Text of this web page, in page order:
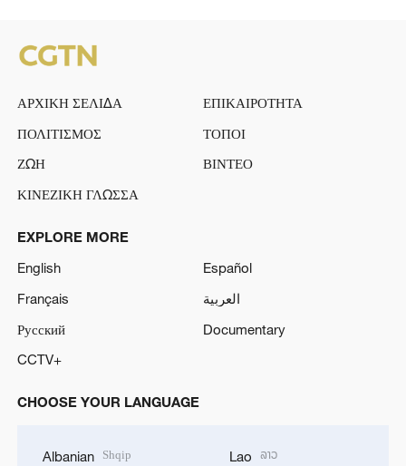
ΑΡΧΙΚΗ ΣΕΛΙΔΑ
ΕΠΙΚΑΙΡΟΤΗΤΑ
ΠΟΛΙΤΙΣΜΟΣ
ΤΟΠΟΙ
ΖΩΗ
ΒΙΝΤΕΟ
ΚΙΝΕΖΙΚΗ ΓΛΩΣΣΑ
EXPLORE MORE
English
Español
Français
العربية
Русский
Documentary
CCTV+
CHOOSE YOUR LANGUAGE
Albanian Shqip Lao ລາວ